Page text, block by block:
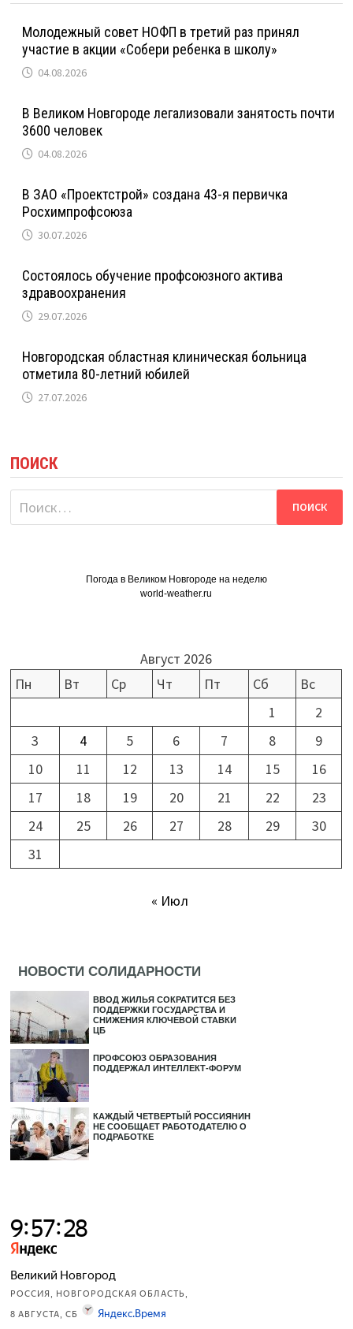
Молодежный совет НОФП в третий раз принял
участие в акции «Собери ребенка в школу»
04.08.2026
В Великом Новгороде легализовали занятость почти
3600 человек
04.08.2026
В ЗАО «Проектстрой» создана 43-я первичка
Росхимпрофсоюза
30.07.2026
Состоялось обучение профсоюзного актива
здравоохранения
29.07.2026
Новгородская областная клиническая больница
отметила 80-летний юбилей
27.07.2026
ПОИСК
Найти:
Погода в Великом Новгороде на неделю
world-weather.ru
Август 2026
Пн
Вт Ср Чт Пт Сб
Вс
1
2
3
4 5 6 7 8
9
10
11 12 13 14 15
16
17
18 19 20 21 22
23
24
25 26 27 28 29
30
31
« Июл
НОВОСТИ СОЛИДАРНОСТИ
ВВОД ЖИЛЬЯ СОКРАТИТСЯ БЕЗ
ПОДДЕРЖКИ ГОСУДАРСТВА И
СНИЖЕНИЯ КЛЮЧЕВОЙ СТАВКИ
ЦБ
ПРОФСОЮЗ ОБРАЗОВАНИЯ
ПОДДЕРЖАЛ ИНТЕЛЛЕКТ-ФОРУМ
КАЖДЫЙ ЧЕТВЕРТЫЙ РОССИЯНИН
НЕ СООБЩАЕТ РАБОТОДАТЕЛЮ О
ПОДРАБОТКЕ